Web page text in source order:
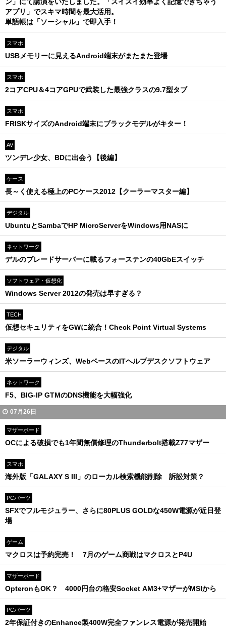
アプリ」でスキマ時間を最大活用。
単語帳は「ソーシャル」で即入手！
スマホ
USBメモリーに見えるAndroid端末がまたまた登場
スマホ
2コアCPU＆4コアGPUで武装した最強クラスの9.7型タブ
スマホ
FRISKサイズのAndroid端末にブラックモデルがキター！
AV
ツンデレ少女、BDに出会う【後編】
ケース
長～く使える極上のPCケース2012【クーラーマスター編】
デジタル
UbuntuとSambaでHP MicroServerをWindows用NASに
ネットワーク
デルのブレードサーバーに載るフォーステンの40GbEスイッチ
ソフトウェア・仮想化
Windows Server 2012の発売は早すぎる？
TECH
仮想セキュリティをGWに統合！Check Point Virtual Systems
デジタル
米ソーラーウィンズ、WebベースのITヘルプデスクソフトウェア
ネットワーク
F5、BIG‐IP GTMのDNS機能を大幅強化
07月26日
マザーボード
OCによる破損でも1年間無償修理のThunderbolt搭載Z77マザー
スマホ
海外版「GALAXY S III」のローカル検索機能削除 訴訟対策？
PCパーツ
SFXでフルモジュラー、さらに80PLUS GOLDな450W電源が近日登
場
ゲーム
マクロスは予約完売！ 7月のゲーム商戦はマクロスとP4U
マザーボード
OpteronもOK？ 4000円台の格安Socket AM3+マザーがMSIから
PCパーツ
2年保証付きのEnhance製400W完全ファンレス電源が発売開始